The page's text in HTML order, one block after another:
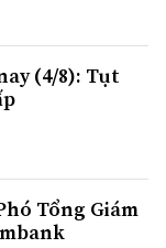
(4/8): Tụt
Tổng Giám